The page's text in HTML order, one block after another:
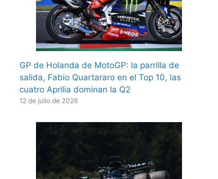
GP de Holanda de MotoGP: la parrilla de
salida, Fabio Quartararo en el Top 10, las
cuatro Aprilia dominan la Q2
12 de julio de 2026